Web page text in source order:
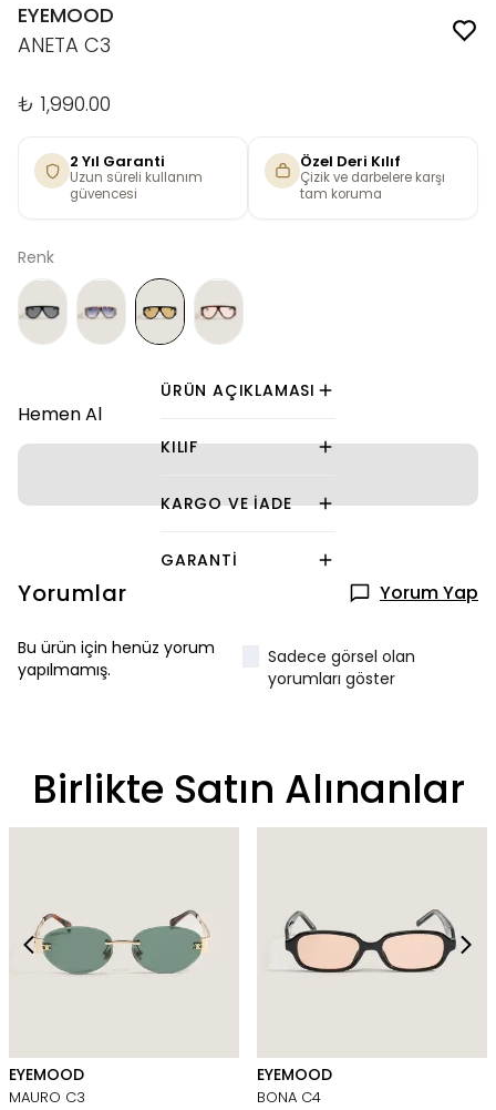
EYEMOOD
ANETA C3
₺ 1,990.00
2 Yıl Garanti
Uzun süreli kullanım
güvencesi
Özel Deri Kılıf
Çizik ve darbelere karşı
tam koruma
Renk
Hemen Al
ÜRÜN AÇIKLAMASI
KILIF
KARGO VE İADE
GARANTI
Yorumlar Yorum Yap
Bu ürün için henüz yorum
yapılmamış.
Sadece görsel olan
yorumları göster
Birlikte Satın Alınanlar
EYEMOOD
MAURO C3
EYEMOOD
BONA C4